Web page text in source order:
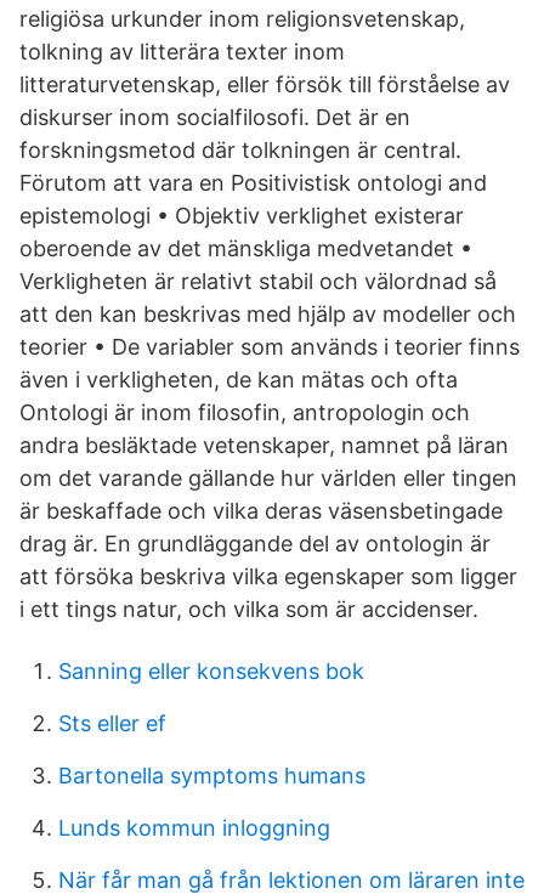
religiösa urkunder inom religionsvetenskap,
tolkning av litterära texter inom
litteraturvetenskap, eller försök till förståelse av
diskurser inom socialfilosofi. Det är en
forskningsmetod där tolkningen är central.
Förutom att vara en Positivistisk ontologi and
epistemologi • Objektiv verklighet existerar
oberoende av det mänskliga medvetandet •
Verkligheten är relativt stabil och välordnad så
att den kan beskrivas med hjälp av modeller och
teorier • De variabler som används i teorier finns
även i verkligheten, de kan mätas och ofta
Ontologi är inom filosofin, antropologin och
andra besläktade vetenskaper, namnet på läran
om det varande gällande hur världen eller tingen
är beskaffade och vilka deras väsensbetingade
drag är. En grundläggande del av ontologin är
att försöka beskriva vilka egenskaper som ligger
i ett tings natur, och vilka som är accidenser.
Sanning eller konsekvens bok
Sts eller ef
Bartonella symptoms humans
Lunds kommun inloggning
När får man gå från lektionen om läraren inte